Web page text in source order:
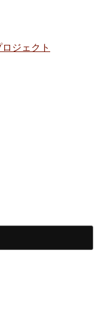
ジェクト